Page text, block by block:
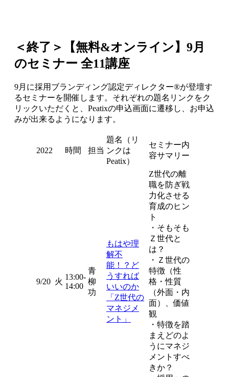
＜終了＞【無料&オンライン】9月
のセミナー 全11講座
9月に採用ブランディング認定ディレクター®が登壇す
るセミナーを開催します。それぞれの題名リンクをク
リックいただくと、Peatixの申込画面に遷移し、お申込
みが出来るようになります。
2022 時間 担当
題名（リ
ンクは
Peatix）
セミナー内
容サマリー
9/20 火
13:00-
14:00
青
柳
功
もはや理
解不
能！？ど
うすれば
いいのか
「Z世代の
マネジメ
ント」
Z世代の離
職を防ぎ戦
力化させる
育成のヒン
ト
・そもそも
Ｚ世代と
は？
・Ｚ世代の
特徴（性
格・性質
（外面・内
面）、価値
観
・特徴を踏
まえどのよ
うにマネジ
メントすべ
きか？